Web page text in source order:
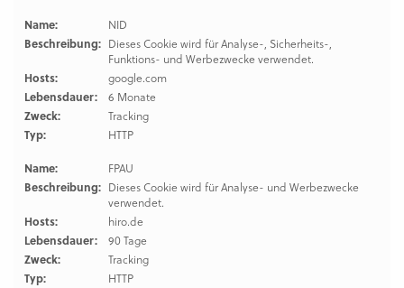
Name:
NID
Beschreibung: Dieses Cookie wird für Analyse-, Sicherheits-,
Funktions- und Werbezwecke verwendet.
Hosts:
google.com
Lebensdauer:
6 Monate
Zweck:
Tracking
Typ:
HTTP
Name:
FPAU
Beschreibung: Dieses Cookie wird für Analyse- und Werbezwecke
verwendet.
Hosts:
hiro.de
Lebensdauer:
90 Tage
Zweck:
Tracking
Typ:
HTTP